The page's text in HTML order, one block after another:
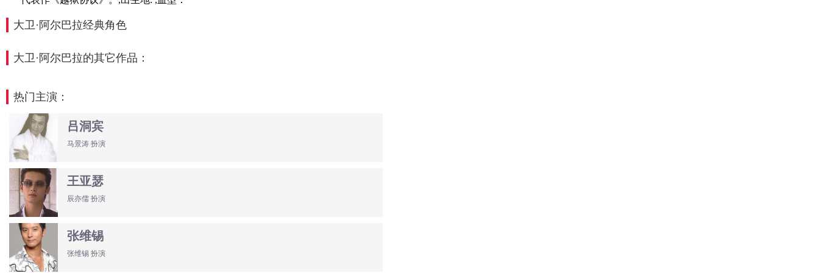
大卫·阿尔巴拉经典角色
大卫·阿尔巴拉的其它作品：
热门主演：
吕洞宾
马景涛 扮演
王亚瑟
辰亦儒 扮演
张维锡
张维锡 扮演